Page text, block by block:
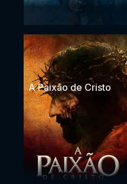
A Paixão de Cristo